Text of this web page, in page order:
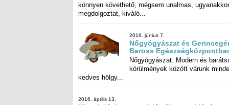
megdolgoztat, kiváló...
2016. június 7.
Nőgyógyászat és
Baross
Nőgyógyászat: Modern és
körülmények között várunk
kedves hölgy...
2016. április 13.